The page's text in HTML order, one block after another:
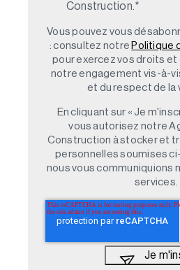
Construction. *
Vous pouvez vous
: consultez notre Politique
pour exercez vos droits et
notre engagement vis-à-
et du respect de la
En cliquant sur « Je
vous autorisez notre
Construction à stocker et
personnelles soumises
nous vous communiquions
services.